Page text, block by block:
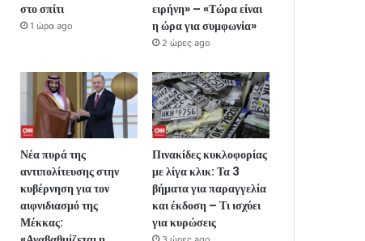
στο σπίτι
1 ώρα ago
ειρήνη» – «Τώρα είναι
η ώρα για συμφωνία»
2 ώρες ago
Νέα πυρά της
αντιπολίτευσης στην
κυβέρνηση για τον
αιφνιδιασμό της
Μέκκας:
Πινακίδες κυκλοφορίας
με λίγα κλικ: Τα 3
βήματα για παραγγελία
και έκδοση – Τι ισχύει
για κυρώσεις